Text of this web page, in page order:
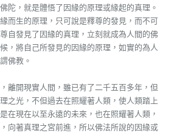
陀，就是體悟了因緣的原理或緣起的真理。
而生的原理，只可說是釋尊的發見，而不可
自發見了因緣的真理，立刻就成為人間的佛
，將自己所發見的因緣的原理，如實的為人
佛教。
離開現實人間，雖已有了二千五百多年，但
之光，不但過去在照耀著人類，使人類踏上
在現在以至永遠的未來，也在照耀著人類，
向著真理之宮前進，所以佛法所說的因緣或